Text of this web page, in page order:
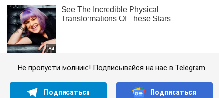
Не пропусти молнию! Подписывайся на нас в Telegram
Подписаться Подписаться